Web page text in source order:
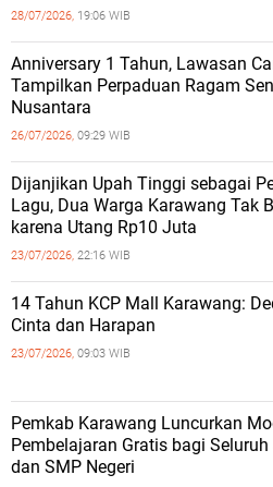
28/07/2026, 19:06 WIB
Anniversary 1 Tahun, Lawasan
Tampilkan Perpaduan Ragam
Nusantara
26/07/2026, 09:29 WIB
Dijanjikan Upah Tinggi sebagai
Lagu, Dua Warga Karawang Tak
karena Utang Rp10 Juta
23/07/2026, 22:16 WIB
14 Tahun KCP Mall Karawang:
Cinta dan Harapan
23/07/2026, 09:03 WIB
Pemkab Karawang Luncurkan
Pembelajaran Gratis bagi Seluruh
dan SMP Negeri